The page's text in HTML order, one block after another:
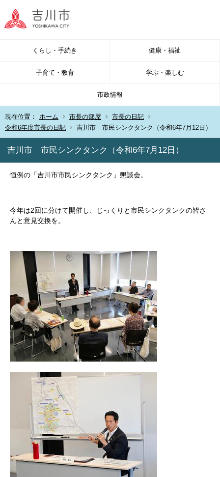
くらし・手続き 健康・福祉
子育て・教育 学ぶ・楽しむ
市政情報
現在位置： ホーム 市長の部屋
市長の日記
令和6年度市長の日記
吉川市 市民シンクタンク（令和6年7月12日）
吉川市 市民シンクタンク（令和6年7月12日）
恒例の「吉川市市民シンクタンク」懇談会。
今年は2回に分けて開催し、じっくりと市民シンクタンクの皆さ
んと意見交換を。